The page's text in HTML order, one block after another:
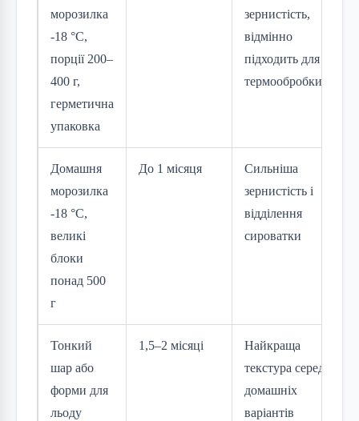
морозилка
-18 °C,
порції 200–
400 г,
герметична
упаковка
зернистість,
відмінно
підходить для
термообробки
Домашня
морозилка
-18 °C,
великі
блоки
понад 500
г
До 1 місяця
Сильніша
зернистість і
відділення
сироватки
Тонкий
шар або
форми для
льоду
1,5–2 місяці
Найкраща
текстура серед
домашніх
варіантів